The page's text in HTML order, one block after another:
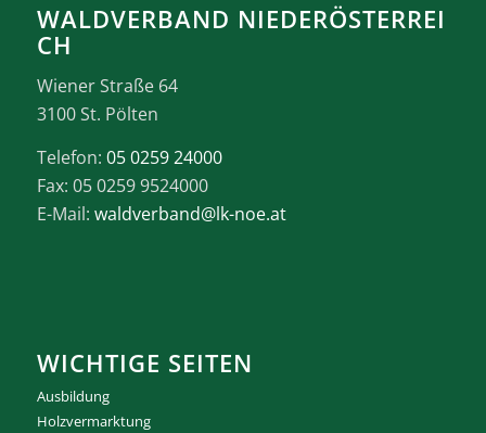
WALDVERBAND NIEDERÖSTERREI
CH
Wiener Straße 64
3100 St. Pölten
Telefon: 05 0259 24000
Fax: 05 0259 9524000
E-Mail: waldverband@lk-noe.at
WICHTIGE SEITEN
Ausbildung
Holzvermarktung